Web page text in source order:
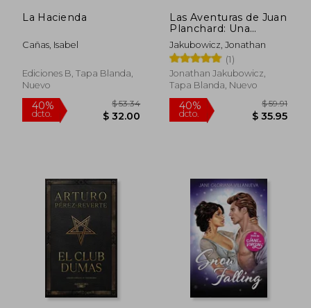
La Hacienda
Cañas, Isabel
Ediciones B, Tapa Blanda,
Nuevo
Las Aventuras de Juan
Planchard: Una
Novela del Director
de Secuestro Express
y Hands of Stone
(Volume 1) (Spanish
Edition)
Jakubowicz, Jonathan
(1)
Jonathan Jakubowicz,
Tapa Blanda, Nuevo